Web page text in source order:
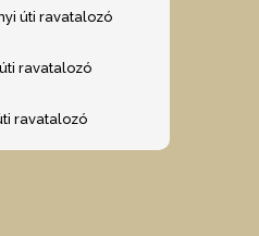
úti ravatalozó
ravatalozó
ravatalozó